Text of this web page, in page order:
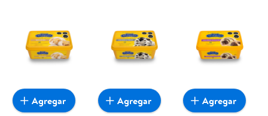
Agregar Agregar Agregar